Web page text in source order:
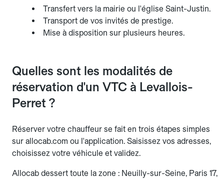
Transfert vers la mairie ou l'église Saint-Justin.
Transport de vos invités de prestige.
Mise à disposition sur plusieurs heures.
Quelles sont les modalités de
réservation d'un VTC à Levallois-
Perret ?
Réserver votre chauffeur se fait en trois étapes simples
sur allocab.com ou l'application. Saisissez vos adresses,
choisissez votre véhicule et validez.
Allocab dessert toute la zone : Neuilly-sur-Seine, Paris 17,